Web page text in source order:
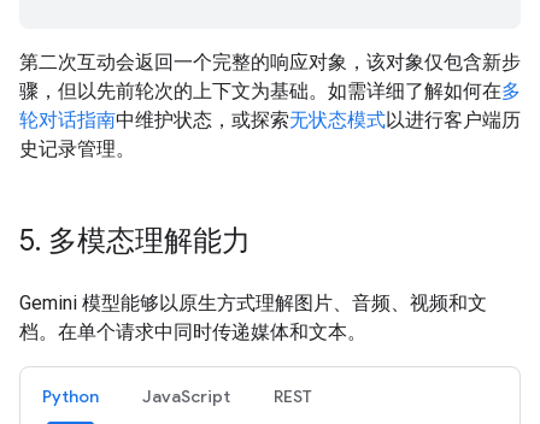
第二次互动会返回一个完整的响应对象，该对象仅包含新步
骤，但以先前轮次的上下文为基础。如需详细了解如何在多
轮对话指南中维护状态，或探索无状态模式以进行客户端历
史记录管理。
5. 多模态理解能力
Gemini 模型能够以原生方式理解图片、音频、视频和文
档。在单个请求中同时传递媒体和文本。
Python JavaScript REST